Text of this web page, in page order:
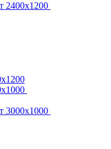
2400х1200
3000х1000